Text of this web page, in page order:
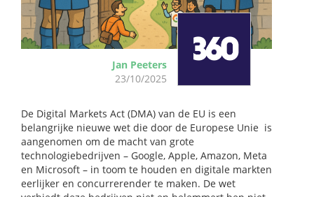
Jan Peeters
23/10/2025
De Digital Markets Act (DMA) van de EU is een
belangrijke nieuwe wet die door de Europese Unie is
aangenomen om de macht van grote
technologiebedrijven – Google, Apple, Amazon, Meta
en Microsoft – in toom te houden en digitale markten
eerlijker en concurrerender te maken. De wet